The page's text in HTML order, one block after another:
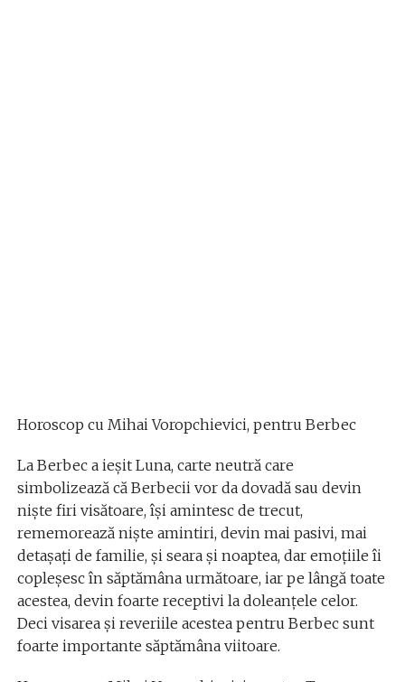
Horoscop cu Mihai Voropchievici, pentru Berbec
La Berbec a ieşit Luna, carte neutră care
simbolizează că Berbecii vor da dovadă sau devin
niște firi visătoare, își amintesc de trecut,
rememorează niște amintiri, devin mai pasivi, mai
detașați de familie, și seara și noaptea, dar emoțiile îi
copleșesc în săptămâna următoare, iar pe lângă toate
acestea, devin foarte receptivi la doleanțele celor.
Deci visarea și reveriile acestea pentru Berbec sunt
foarte importante săptămâna viitoare.